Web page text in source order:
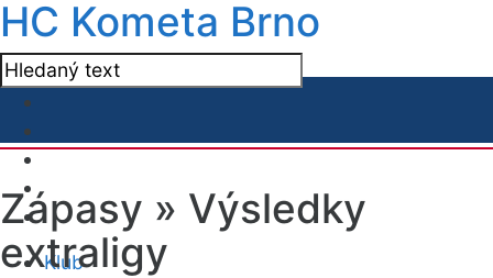
HC Kometa Brno
Klub
Zápasy » Výsledky
extraligy